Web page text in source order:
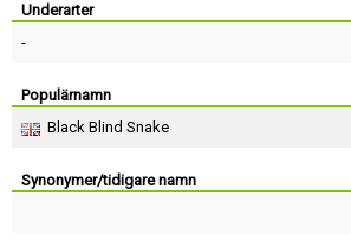
Underarter
-
Populärnamn
Black Blind Snake
Synonymer/tidigare namn